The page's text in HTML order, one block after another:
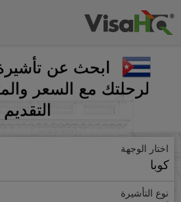
ابحث عن
لرحلتك مع السعر
التقديم
اختار الوجهة
كوبا
نوع التأشيرة